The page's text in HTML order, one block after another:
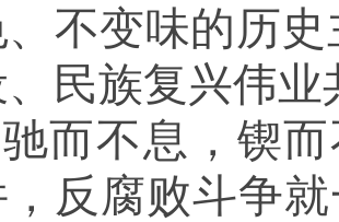
不变味的历
民族复兴伟
驰而不息，锲
反腐败斗争